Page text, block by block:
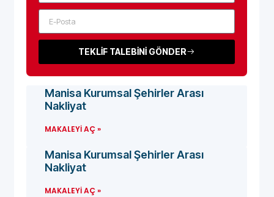
TEKLİF TALEBİNİ GÖNDER
Manisa Kurumsal Şehirler Arası
Nakliyat
MAKALEYI AÇ »
Manisa Kurumsal Şehirler Arası
Nakliyat
MAKALEYI AÇ »